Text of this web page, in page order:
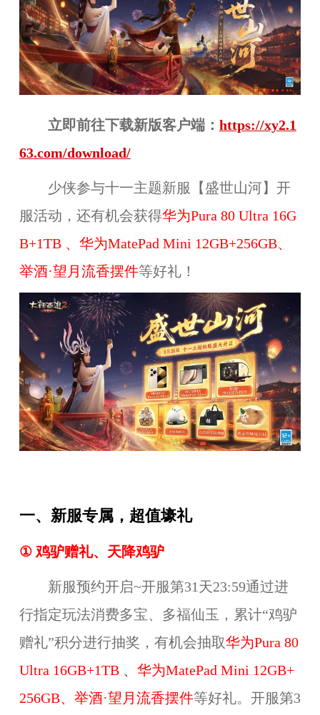
立即前往下载新版客户端： https://xy2.1
63.com/download/
少侠参与十一主题新服【盛世山河】开
服活动，还有机会获得华为Pura 80 Ultra 16G
B+1TB 、华为MatePad Mini 12GB+256GB、
举酒·望月流香摆件等好礼！
一、新服专属，超值壕礼
① 鸡驴赠礼、天降鸡驴
新服预约开启~开服第31天23:59通过进
行指定玩法消费多宝、多福仙玉，累计“鸡驴
赠礼”积分进行抽奖，有机会抽取华为Pura 80
Ultra 16GB+1TB 、华为MatePad Mini 12GB+
256GB、举酒·望月流香摆件等好礼。开服第3